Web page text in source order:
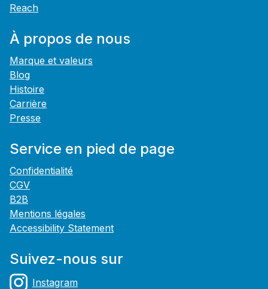
Reach
À propos de nous
Marque et valeurs
Blog
Histoire
Carrière
Presse
Service en pied de page
Confidentialité
CGV
B2B
Mentions légales
Accessibility Statement
Suivez-nous sur
Instagram